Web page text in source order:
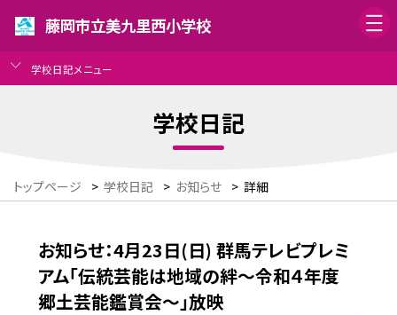
藤岡市立美九里西小学校
学校日記メニュー
学校日記
トップページ > 学校日記 > お知らせ > 詳細
お知らせ：4月23日(日) 群馬テレビプレミ
アム「伝統芸能は地域の絆〜令和４年度
郷土芸能鑑賞会〜」放映